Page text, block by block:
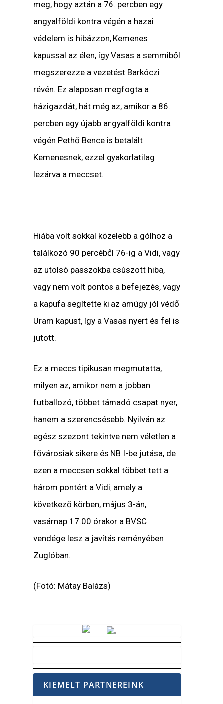
meg, hogy aztán a 76. percben egy
angyalföldi kontra végén a hazai
védelem is hibázzon, Kemenes
kapussal az élen, így Vasas a semmiből
megszerezze a vezetést Barkóczi
révén. Ez alaposan megfogta a
házigazdát, hát még az, amikor a 86.
percben egy újabb angyalföldi kontra
végén Pethő Bence is betalált
Kemenesnek, ezzel gyakorlatilag
lezárva a meccset.
Hiába volt sokkal közelebb a gólhoz a
találkozó 90 percéből 76-ig a Vidi, vagy
az utolsó passzokba csúszott hiba,
vagy nem volt pontos a befejezés, vagy
a kapufa segítette ki az amúgy jól védő
Uram kapust, így a Vasas nyert és fel is
jutott.
Ez a meccs tipikusan megmutatta,
milyen az, amikor nem a jobban
futballozó, többet támadó csapat nyer,
hanem a szerencsésebb. Nyilván az
egész szezont tekintve nem véletlen a
fővárosiak sikere és NB I-be jutása, de
ezen a meccsen sokkal többet tett a
három pontért a Vidi, amely a
következő körben, május 3-án,
vasárnap 17.00 órakor a BVSC
vendége lesz a javítás reményében
Zuglóban.
(Fotó: Mátay Balázs)
KIEMELT PARTNEREINK